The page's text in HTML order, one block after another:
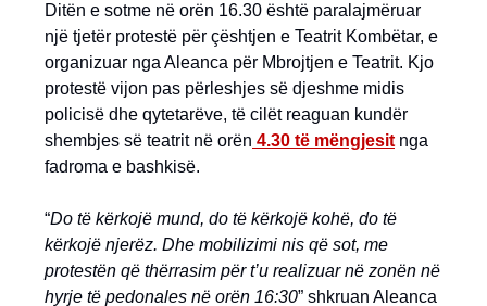
Ditën e sotme në orën 16.30 është paralajmëruar
një tjetër protestë për çështjen e Teatrit Kombëtar, e
organizuar nga Aleanca për Mbrojtjen e Teatrit. Kjo
protestë vijon pas përleshjes së djeshme midis
policisë dhe qytetarëve, të cilët reaguan kundër
shembjes së teatrit në orën 4.30 të mëngjesit nga
fadroma e bashkisë.
“Do të kërkojë mund, do të kërkojë kohë, do të
kërkojë njerëz. Dhe mobilizimi nis që sot, me
protestën që thërrasim për t’u realizuar në zonën në
hyrje të pedonales në orën 16:30” shkruan Aleanca